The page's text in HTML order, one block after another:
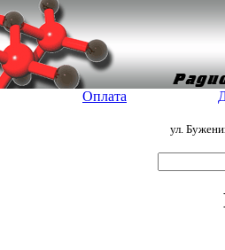
Оплата
ул.